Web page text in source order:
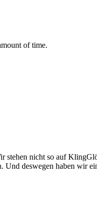
nicht so auf
Und deswegen haben wir